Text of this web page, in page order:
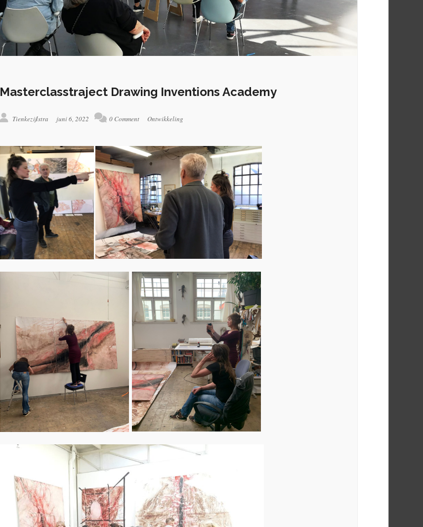
Masterclasstraject Drawing Inventions Academy
Tienkezijlstra juni 6, 2022 0 Comment Ontwikkeling